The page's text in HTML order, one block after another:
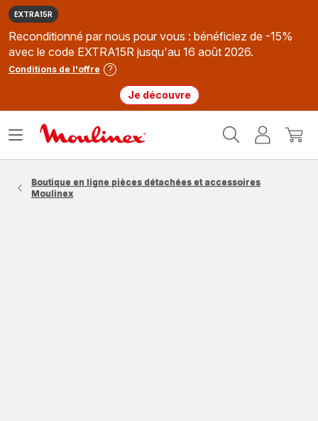
EXTRA15R
Reconditionné par nous pour vous : bénéficiez de -15%
avec le code EXTRA15R jusqu'au 16 août 2026.
Conditions de l'offre
Je découvre
MonMon
Ouvrir
Boutique en ligne pièces détachées et accessoires
Moulinex